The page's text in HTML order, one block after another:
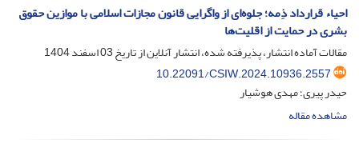
احیاء قرارداد ذِمه؛ جلوه‌ای از واگرایی قانون مجازات اسلامی با موازین حقوق
بشری در حمایت از اقلیت‌ها
مقالات آماده انتشار، پذیرفته شده، انتشار آنلاین از تاریخ03 اسفند 1404
10.22091/CSIW.2024.10936.2557
حیدر پیری؛ مهدی هوشیار
مشاهده مقاله